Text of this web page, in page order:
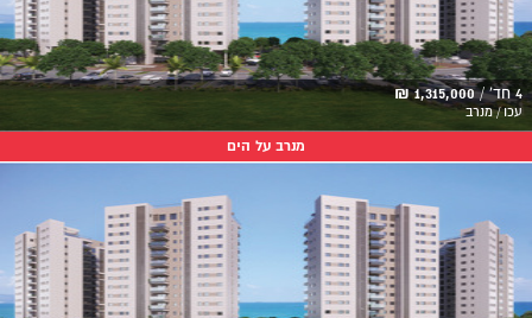
4 חד' / 1,315,000 ₪
עכו / מנרב
מנרב על הים